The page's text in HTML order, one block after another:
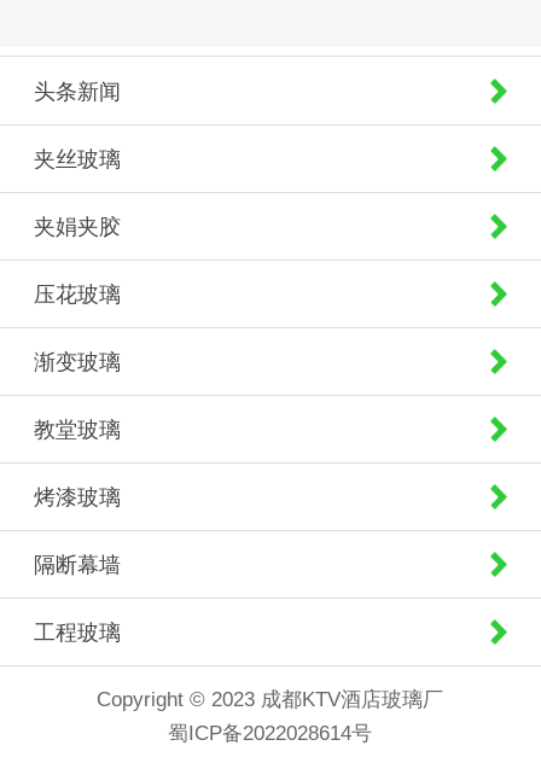
头条新闻
夹丝玻璃
夹娟夹胶
压花玻璃
渐变玻璃
教堂玻璃
烤漆玻璃
隔断幕墙
工程玻璃
Copyright © 2023 成都KTV酒店玻璃厂
蜀ICP备2022028614号